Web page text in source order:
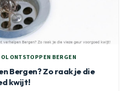
ONTSTOPPEN BERGEN
Bergen? Zo raak je die
kwijt!